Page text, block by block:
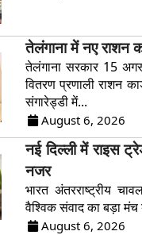
तेलंगाना में नए राशन
तेलंगाना सरकार 15
वितरण प्रणाली राशन
संगारेड्डी में...
August 6, 2026
नई दिल्ली में राइस
नजर
भारत अंतरराष्ट्रीय
वैश्विक संवाद का बड़ा
August 6, 2026